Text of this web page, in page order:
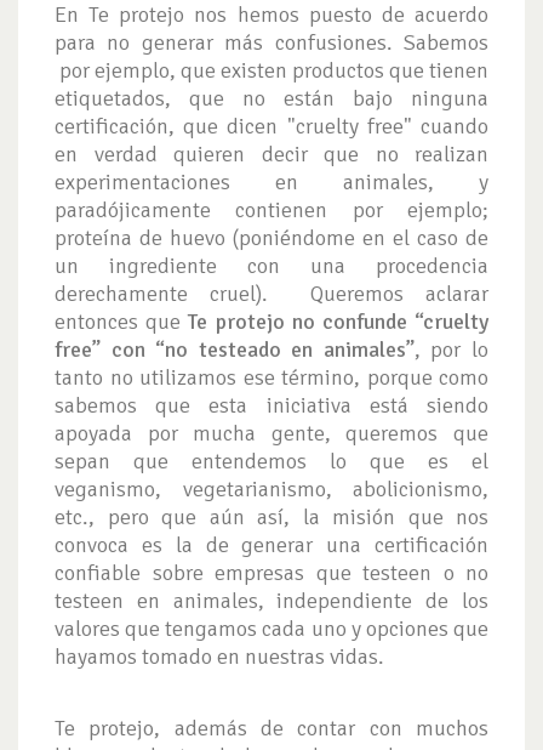
En Te protejo nos hemos puesto de acuerdo
para no generar más confusiones. Sabemos
por ejemplo, que existen productos que tienen
etiquetados, que no están bajo ninguna
certificación, que dicen "cruelty free" cuando
en verdad quieren decir que no realizan
experimentaciones en animales, y
paradójicamente contienen por ejemplo;
proteína de huevo (poniéndome en el caso de
un ingrediente con una procedencia
derechamente cruel). Queremos aclarar
entonces queTe protejo no confunde “cruelty
free” con “no testeado en animales”, por lo
tanto no utilizamos ese término, porque como
sabemos que esta iniciativa está siendo
apoyada por mucha gente, queremos que
sepan que entendemos lo que es el
veganismo, vegetarianismo, abolicionismo,
etc., pero que aún así, la misión que nos
convoca es la de generar una certificación
confiable sobre empresas que testeen o no
testeen en animales, independiente de los
valores que tengamos cada uno y opciones que
hayamos tomado en nuestras vidas.
Te protejo, además de contar con muchos